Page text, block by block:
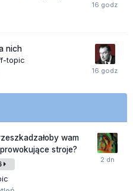
nich
topic
wam
stroje?